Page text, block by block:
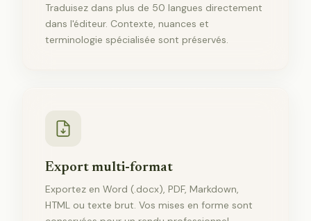
Traduisez dans plus de 50 langues directement
dans l'éditeur. Contexte, nuances et
terminologie spécialisée sont préservés.
Export multi-format
Exportez en Word (.docx), PDF, Markdown,
HTML ou texte brut. Vos mises en forme sont